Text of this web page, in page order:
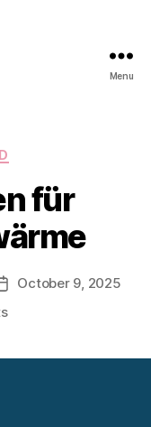
Menu
für
PostOctober 9, 2025
on